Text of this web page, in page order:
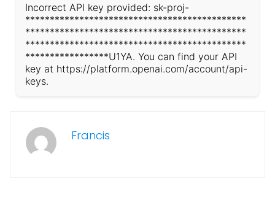
Incorrect API key provided: sk-proj-
*********************************************
*********************************************
*********************************************
*****************U1YA. You can find your API
key at https://platform.openai.com/account/api-
keys.
Francis